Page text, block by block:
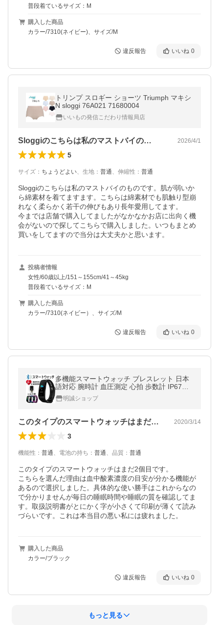
普段着ているサイズ：M
購入した商品
カラー/7310(ネイビー)、サイズ/M
違反報告 いいね 0
トリンプ スロギー ショーツ Triumph マキシ
N sloggi 76A021 71680004
いいもの発信こだわり情報局店
Sloggiのこちらは私のマストバイの… 2026/4/1
5
サイズ ： ちょうどよい、 生地 ： 普通、 伸縮性 ： 普通
Sloggiのこちらは私のマストバイのものです。肌が弱いか
ら綿素材を着てますます。こちらは綿素材でも肌触り型崩
れなく柔らかく若干の伸びもあり長年愛用してます。
今までは店舗で購入してましたがなかなかお店に出向く機
会がないので探してこちらで購入しました。いつもまとめ
買いをしてますので当分は大丈夫かと思います。
投稿者情報
女性/60歳以上/151～155cm/41～45kg
普段着ているサイズ：M
購入した商品
カラー/7310(ネイビー）、サイズ/M
違反報告 いいね 0
多機能スマートウォッチ ブレスレット 日本
語対応 腕時計 血圧測定 心拍 歩数計 IP67防
水 GPS LINE 新型 睡眠検測 iPhone Android
【PL保険加入済み製品・安心】
明誠ショップ
このタイプのスマートウォッチはまだ2個… 2020/3/14
3
機能性 ： 普通、 電池の持ち ： 普通、 品質 ： 普通
このタイプのスマートウォッチはまだ2個目です。
こちらを選んだ理由は血中酸素濃度の目安が分かる機能が
あるので選択しました。具体的な使い勝手はこれからなの
で分かりませんが毎日の睡眠時間や睡眠の質を確認してま
す。取扱説明書がとにかく字が小さくて印刷が薄くて読み
づらいです。これは本当目の悪い私には疲れました。
購入した商品
カラー/ブラック
違反報告 いいね 0
もっと見る